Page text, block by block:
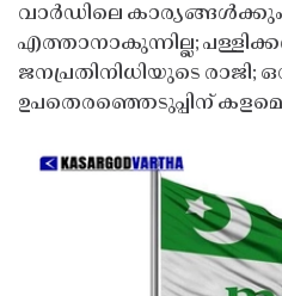
വാർഡിലെ കാര്യങ്ങൾക്കും
എത്താനാകുന്നില്ല;
ജനപ്രതിനിധിയുടെ രാജി;
ഉപതെരഞ്ഞെടുപ്പിന്